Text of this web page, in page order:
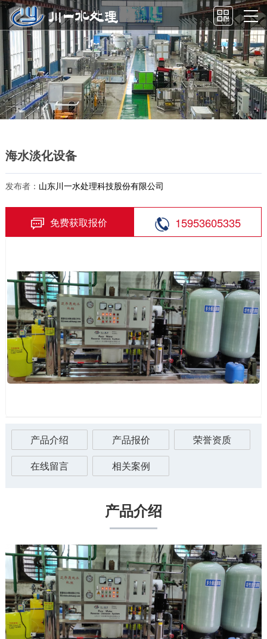
海水淡化设备
发布者： 山东川一水处理科技股份有限公司
免费获取报价 15953605335
产品介绍 产品报价
荣誉资质
在线留言
相关案例
产品介绍